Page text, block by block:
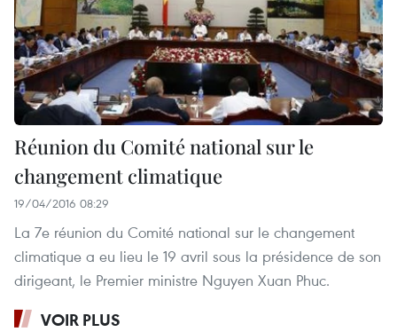
Réunion du Comité national sur le
changement climatique
19/04/2016 08:29
La 7e réunion du Comité national sur le changement
climatique a eu lieu le 19 avril sous la présidence de son
dirigeant, le Premier ministre Nguyen Xuan Phuc.
VOIR PLUS